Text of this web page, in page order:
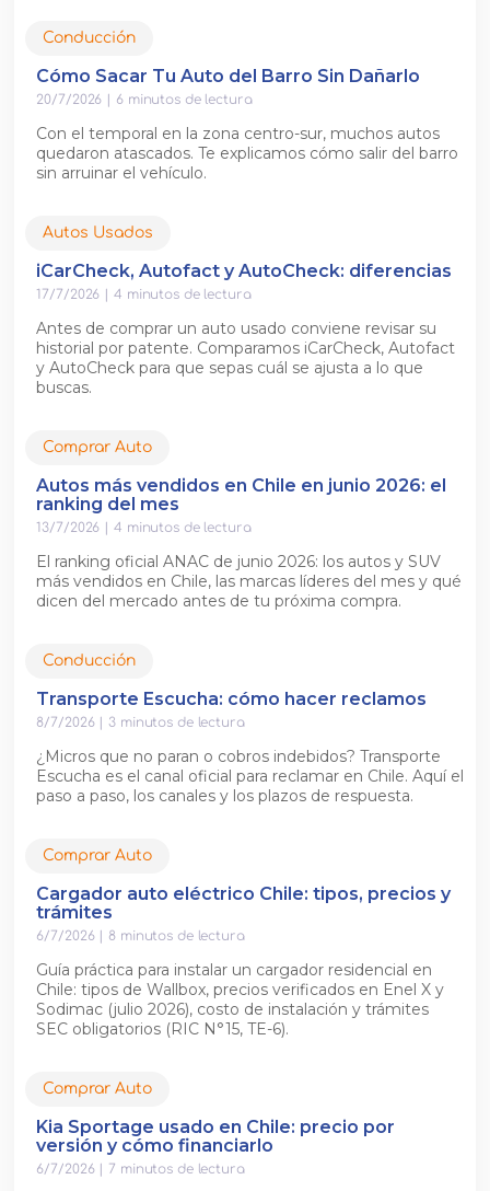
Conducción
Cómo Sacar Tu Auto del Barro Sin Dañarlo
20/7/2026 6 minutos de lectura
Con el temporal en la zona centro-sur, muchos autos
quedaron atascados. Te explicamos cómo salir del barro
sin arruinar el vehículo.
Autos Usados
iCarCheck, Autofact y AutoCheck: diferencias
17/7/2026 4 minutos de lectura
Antes de comprar un auto usado conviene revisar su
historial por patente. Comparamos iCarCheck, Autofact
y AutoCheck para que sepas cuál se ajusta a lo que
buscas.
Comprar Auto
Autos más vendidos en Chile en junio 2026: el
ranking del mes
13/7/2026 4 minutos de lectura
El ranking oficial ANAC de junio 2026: los autos y SUV
más vendidos en Chile, las marcas líderes del mes y qué
dicen del mercado antes de tu próxima compra.
Conducción
Transporte Escucha: cómo hacer reclamos
8/7/2026|3 minutos de lectura
¿Micros que no paran o cobros indebidos? Transporte
Escucha es el canal oficial para reclamar en Chile. Aquí el
paso a paso, los canales y los plazos de respuesta.
Comprar Auto
Cargador auto eléctrico Chile: tipos, precios y
trámites
6/7/2026| 8 minutos de lectura
Guía práctica para instalar un cargador residencial en
Chile: tipos de Wallbox, precios verificados en Enel X y
Sodimac (julio 2026), costo de instalación y trámites
SEC obligatorios (RIC N°15, TE-6).
Comprar Auto
Kia Sportage usado en Chile: precio por
versión y cómo financiarlo
6/7/2026| 7 minutos de lectura